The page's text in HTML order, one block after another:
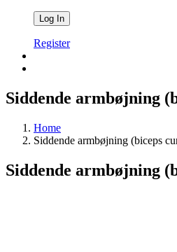
Register
Siddende armbøjning
Home
Siddende armbøjning (biceps
Siddende armbøjning